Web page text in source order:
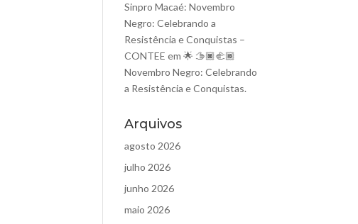
Sinpro Macaé: Novembro
Negro: Celebrando a
Resistência e Conquistas –
CONTEE em🌟 🫱🏿‍🫲🏾
Novembro Negro: Celebrando
a Resistência e Conquistas.
Arquivos
agosto 2026
julho 2026
junho 2026
maio 2026